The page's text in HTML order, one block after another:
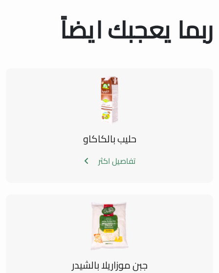
ربما يعجبك ايضاً
حليب بالكاكاو
تفاصيل اكثر
جبن موزاريلا بالشيدر